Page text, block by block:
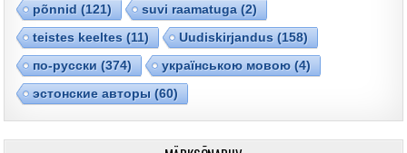
põnnid (121) suvi raamatuga (2)
teistes keeltes (11) Uudiskirjandus (158)
по-русски (374) українською мовою (4)
эстонские авторы (60)